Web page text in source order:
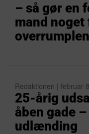
– så gør en
mand
Redaktionen | februar
25-årig
åben gade
udlænding